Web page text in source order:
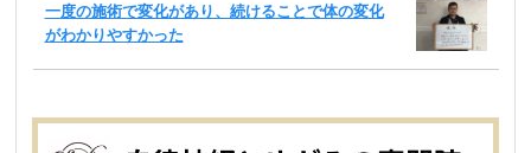
一度の施術で変化があり、続けることで体の変化
がわかりやすかった